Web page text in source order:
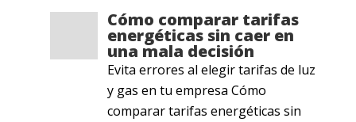
Cómo comparar tarifas
energéticas sin caer en
una mala decisión
Evita errores al elegir tarifas de luz
y gas en tu empresa Cómo
comparar tarifas energéticas sin